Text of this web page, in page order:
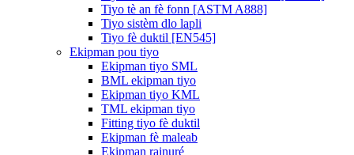
Tiyo tè an fè fonn [ASTM A888]
Tiyo sistèm dlo lapli
Tiyo fè duktil [EN545]
Ekipman pou tiyo
Ekipman tiyo SML
BML ekipman tiyo
Ekipman tiyo KML
TML ekipman tiyo
Fitting tiyo fè duktil
Ekipman fè maleab
Ekipman rainuré